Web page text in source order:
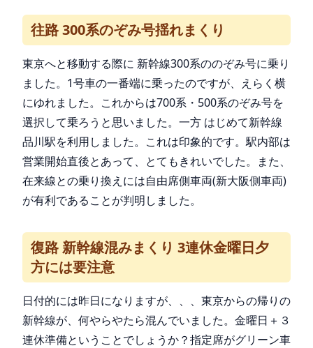
往路 300系のぞみ号揺れまくり
東京へと移動する際に 新幹線300系ののぞみ号に乗り
ました。1号車の一番端に乗ったのですが、えらく横
にゆれました。これからは700系・500系のぞみ号を
選択して乗ろうと思いました。一方 はじめて新幹線
品川駅を利用しました。これは印象的です。駅内部は
営業開始直後とあって、とてもきれいでした。また、
在来線との乗り換えには自由席側車両(新大阪側車両)
が有利であることが判明しました。
復路 新幹線混みまくり 3連休金曜日夕
方には要注意
日付的には昨日になりますが、、、東京からの帰りの
新幹線が、何やらやたら混んでいました。金曜日＋３
連休準備ということでしょうか？指定席がグリーン車